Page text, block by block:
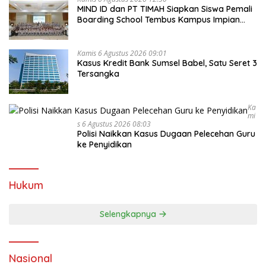
MIND ID dan PT TIMAH Siapkan Siswa Pemali
Boarding School Tembus Kampus Impian
Kamis 6 Agustus 2026 09:01
Kasus Kredit Bank Sumsel Babel, Satu Seret 3
Tersangka
Ka
Mi
S 6 Agustus 2026 08:03
Polisi Naikkan Kasus Dugaan Pelecehan Guru
ke Penyidikan
Hukum
Selengkapnya
Nasional